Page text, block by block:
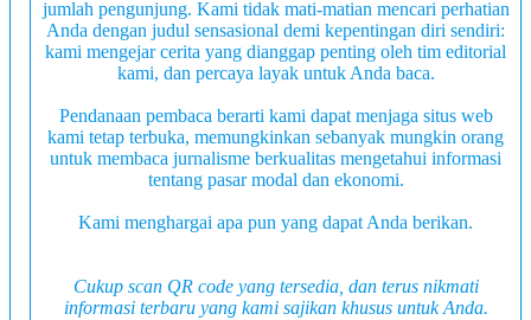
jumlah pengunjung. Kami tidak mati-matian mencari perhatian
Anda dengan judul sensasional demi kepentingan diri sendiri:
kami mengejar cerita yang dianggap penting oleh tim editorial
kami, dan percaya layak untuk Anda baca.
Pendanaan pembaca berarti kami dapat menjaga situs web
kami tetap terbuka, memungkinkan sebanyak mungkin orang
untuk membaca jurnalisme berkualitas mengetahui informasi
tentang pasar modal dan ekonomi.
Kami menghargai apa pun yang dapat Anda berikan.
Cukup scan QR code yang tersedia, dan terus nikmati
informasi terbaru yang kami sajikan khusus untuk Anda.